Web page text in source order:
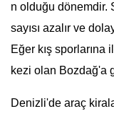
n olduğu dönemdir.
sayısı azalır ve
Eğer kış
kezi olan Bozdağ'a
Denizli'de araç